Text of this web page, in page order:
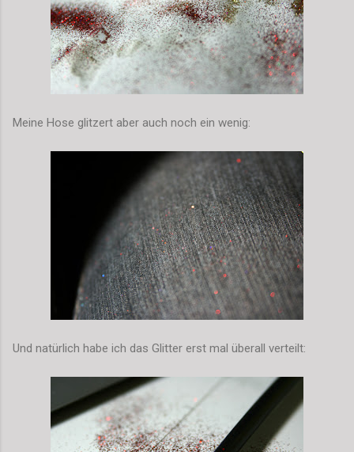
Meine Hose glitzert aber auch noch ein wenig:
Und natürlich habe ich das Glitter erst mal überall verteilt: